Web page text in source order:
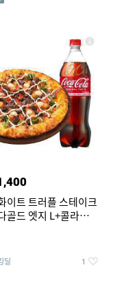
이트 트러플 스테이크
골드 엣지 L+콜라
딜 1